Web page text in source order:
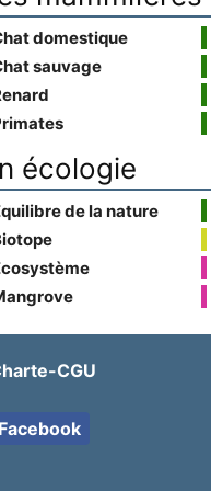
domestique
sauvage
écologie
de la nature
CGU
Facebook